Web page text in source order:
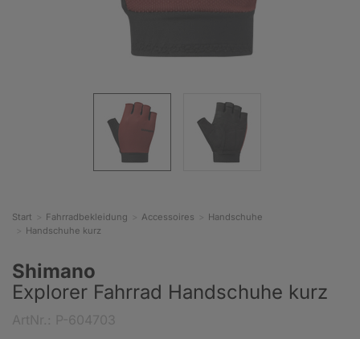
Start Fahrradbekleidung Accessoires
Handschuhe
Handschuhe kurz
Shimano
Explorer Fahrrad Handschuhe kurz